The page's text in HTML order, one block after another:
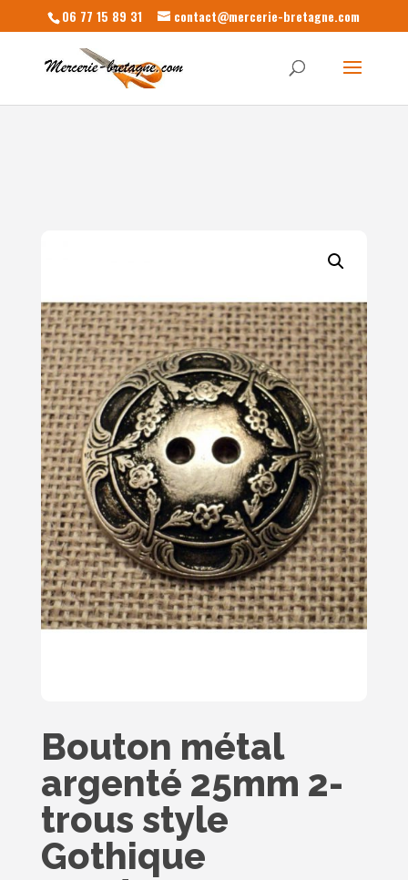
06 77 15 89 31 contact@mercerie-bretagne.com
Bouton métal
argenté 25mm 2-
trous style
Gothique